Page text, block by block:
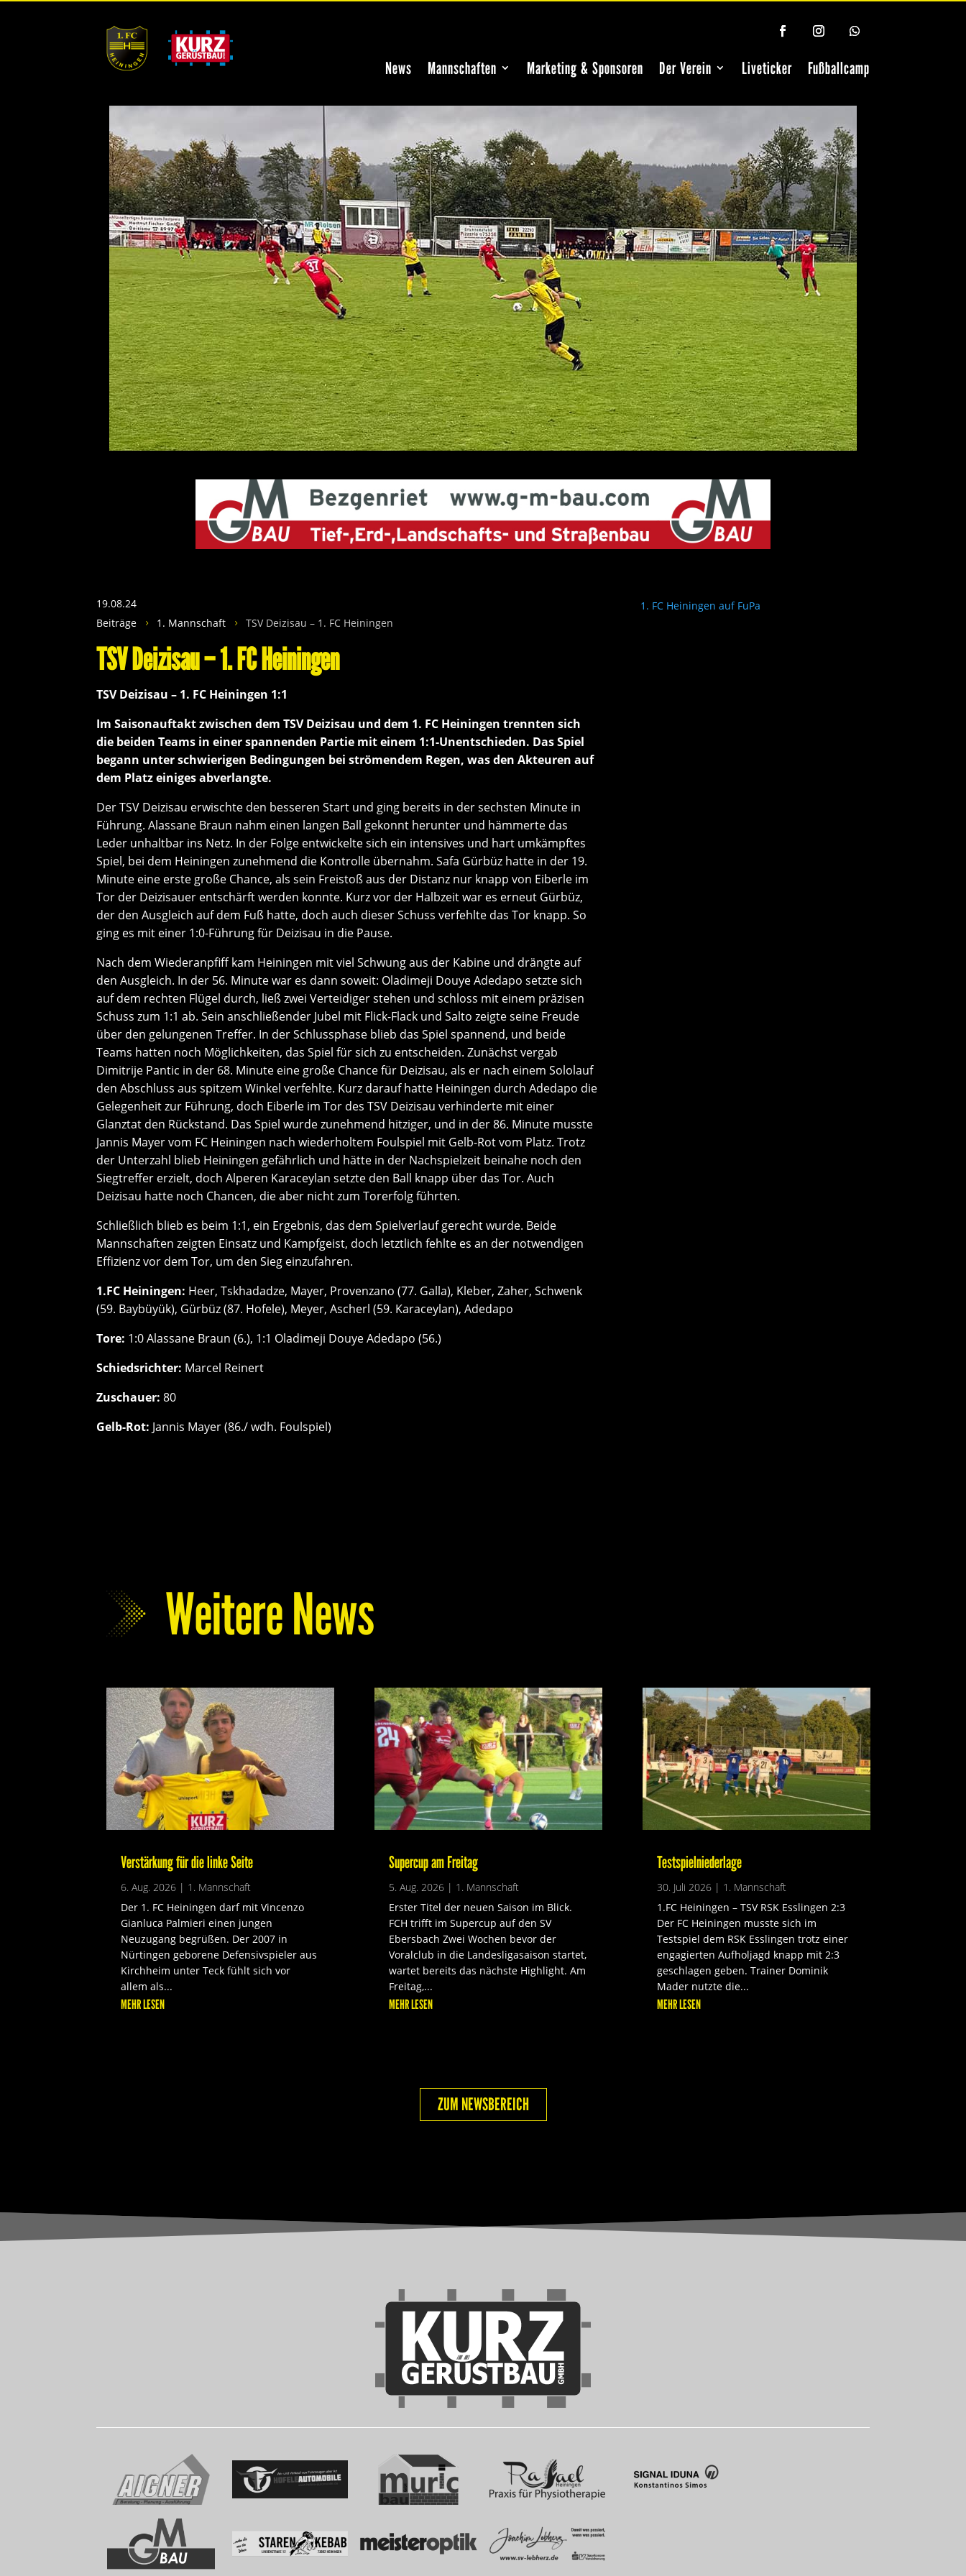
News Mannschaften Marketing & Sponsoren Der Verein Liveticker Fußballcamp
19.08.24
Beiträge
5 1. Mannschaft 5 TSV Deizisau – 1. FC Heiningen
TSV Deizisau – 1. FC Heiningen
TSV Deizisau – 1. FC Heiningen 1:1
Im Saisonauftakt zwischen dem TSV Deizisau und dem 1. FC Heiningen trennten sich
die beiden Teams in einer spannenden Partie mit einem 1:1-Unentschieden. Das Spiel
begann unter schwierigen Bedingungen bei strömendem Regen, was den Akteuren auf
dem Platz einiges abverlangte.
Der TSV Deizisau erwischte den besseren Start und ging bereits in der sechsten Minute in
Führung. Alassane Braun nahm einen langen Ball gekonnt herunter und hämmerte das
Leder unhaltbar ins Netz. In der Folge entwickelte sich ein intensives und hart umkämpftes
Spiel, bei dem Heiningen zunehmend die Kontrolle übernahm. Safa Gürbüz hatte in der 19.
Minute eine erste große Chance, als sein Freistoß aus der Distanz nur knapp von Eiberle im
Tor der Deizisauer entschärft werden konnte. Kurz vor der Halbzeit war es erneut Gürbüz,
der den Ausgleich auf dem Fuß hatte, doch auch dieser Schuss verfehlte das Tor knapp. So
ging es mit einer 1:0-Führung für Deizisau in die Pause.
Nach dem Wiederanpfiff kam Heiningen mit viel Schwung aus der Kabine und drängte auf
den Ausgleich. In der 56. Minute war es dann soweit: Oladimeji Douye Adedapo setzte sich
auf dem rechten Flügel durch, ließ zwei Verteidiger stehen und schloss mit einem präzisen
Schuss zum 1:1 ab. Sein anschließender Jubel mit Flick-Flack und Salto zeigte seine Freude
über den gelungenen Treffer. In der Schlussphase blieb das Spiel spannend, und beide
Teams hatten noch Möglichkeiten, das Spiel für sich zu entscheiden. Zunächst vergab
Dimitrije Pantic in der 68. Minute eine große Chance für Deizisau, als er nach einem Sololauf
den Abschluss aus spitzem Winkel verfehlte. Kurz darauf hatte Heiningen durch Adedapo die
Gelegenheit zur Führung, doch Eiberle im Tor des TSV Deizisau verhinderte mit einer
Glanztat den Rückstand. Das Spiel wurde zunehmend hitziger, und in der 86. Minute musste
Jannis Mayer vom FC Heiningen nach wiederholtem Foulspiel mit Gelb-Rot vom Platz. Trotz
der Unterzahl blieb Heiningen gefährlich und hätte in der Nachspielzeit beinahe noch den
Siegtreffer erzielt, doch Alperen Karaceylan setzte den Ball knapp über das Tor. Auch
Deizisau hatte noch Chancen, die aber nicht zum Torerfolg führten.
Schließlich blieb es beim 1:1, ein Ergebnis, das dem Spielverlauf gerecht wurde. Beide
Mannschaften zeigten Einsatz und Kampfgeist, doch letztlich fehlte es an der notwendigen
Effizienz vor dem Tor, um den Sieg einzufahren.
1.FC Heiningen: Heer, Tskhadadze, Mayer, Provenzano (77. Galla), Kleber, Zaher, Schwenk
(59. Baybüyük), Gürbüz (87. Hofele), Meyer, Ascherl (59. Karaceylan), Adedapo
Tore: 1:0 Alassane Braun (6.), 1:1 Oladimeji Douye Adedapo (56.)
Schiedsrichter: Marcel Reinert
Zuschauer: 80
Gelb-Rot: Jannis Mayer (86./ wdh. Foulspiel)
1. FC Heiningen auf FuPa
Weitere News
Verstärkung für die linke Seite
6. Aug. 2026 | 1. Mannschaft
Der 1. FC Heiningen darf mit Vincenzo
Gianluca Palmieri einen jungen
Neuzugang begrüßen. Der 2007 in
Nürtingen geborene Defensivspieler aus
Kirchheim unter Teck fühlt sich vor
allem als...
MEHR LESEN
Supercup am Freitag
5. Aug. 2026 | 1. Mannschaft
Erster Titel der neuen Saison im Blick.
FCH trifft im Supercup auf den SV
Ebersbach Zwei Wochen bevor der
Voralclub in die Landesligasaison startet,
wartet bereits das nächste Highlight. Am
Freitag,...
MEHR LESEN
Testspielniederlage
30. Juli 2026 | 1. Mannschaft
1.FC Heiningen – TSV RSK Esslingen 2:3
Der FC Heiningen musste sich im
Testspiel dem RSK Esslingen trotz einer
engagierten Aufholjagd knapp mit 2:3
geschlagen geben. Trainer Dominik
Mader nutzte die...
MEHR LESEN
ZUM NEWSBEREICH